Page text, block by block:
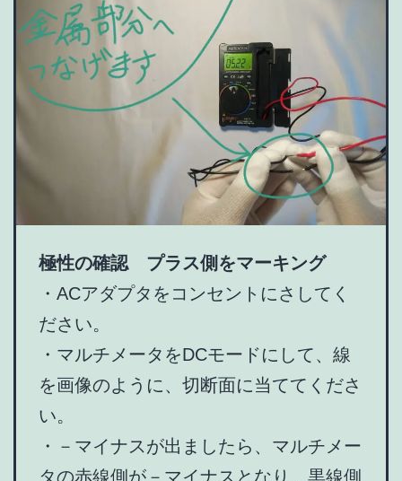
極性の確認
プラス側をマーキング
・ACアダプタをコンセントにさしてく
ださい。
・マルチメータをDCモードにして、線
を画像のように、切断面に当ててくださ
い。
・－マイナスが出ましたら、マルチメー
タの赤線側が－マイナスとなり、黒線側